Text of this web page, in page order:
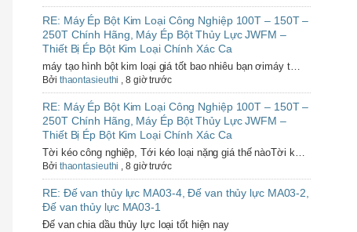
RE: Máy Ép Bột Kim Loại Công Nghiệp 100T – 150T –
250T Chính Hãng, Máy Ép Bột Thủy Lực JWFM –
Thiết Bị Ép Bột Kim Loại Chính Xác Ca
máy tạo hình bột kim loại giá tốt bao nhiêu bạn ơimáy t…
Bởi thaontasieuthi ,8 giờ trước
RE: Máy Ép Bột Kim Loại Công Nghiệp 100T – 150T –
250T Chính Hãng, Máy Ép Bột Thủy Lực JWFM –
Thiết Bị Ép Bột Kim Loại Chính Xác Ca
Tời kéo công nghiệp, Tới kéo loại nặng giá thế nàoTời k…
Bởi thaontasieuthi ,8 giờ trước
RE: Đế van thủy lực MA03-4, Đế van thủy lực MA03-2,
Đế van thủy lực MA03-1
Đế van chia dầu thủy lực loại tốt hiện nay